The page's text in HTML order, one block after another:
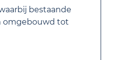
bestaande
omgebouwd tot